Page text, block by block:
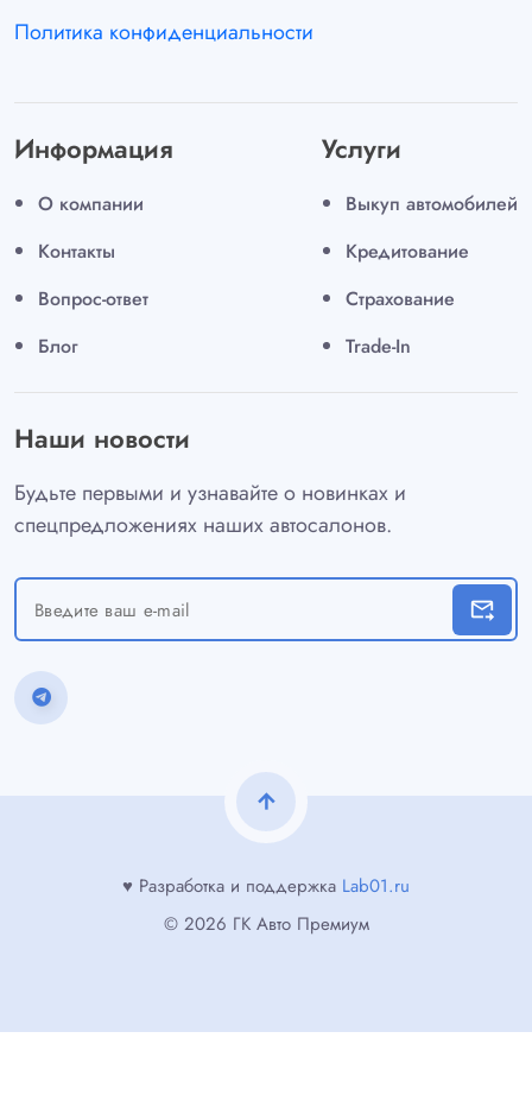
Политика конфиденциальности
Информация
О компании
Контакты
Вопрос-ответ
Блог
Услуги
Выкуп автомобилей
Кредитование
Страхование
Trade-In
Наши новости
Будьте первыми и узнавайте о новинках и
спецпредложениях наших автосалонов.
forward_to_inbox
© 2026 ГК Авто Премиум
arrow_upward
♥ Разработка и поддержка Lab01.ru